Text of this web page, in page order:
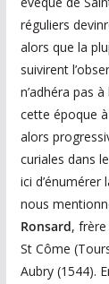
réguliers
alors que la
suivirent
n’adhéra pas
cette époque
alors
curiales dans
ici
nous
Ronsard,
St Côme
Aubry (1544).